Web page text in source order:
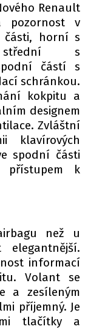
Renault
pozornost v
části, horní s
střední s
částí s
schránkou.
kokpitu a
designem
Zvláštní
klavírových
spodní části
přístupem k
než u
informací
Volant se
a zesíleným
příjemný. Je
tlačítky a